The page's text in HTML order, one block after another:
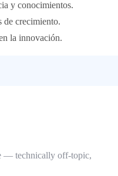
y conocimientos.
de crecimiento.
la innovación.
— technically off-topic,